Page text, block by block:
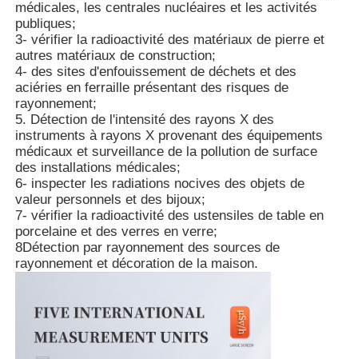
Détecteur de rayonnement nucléaire
Dosimètre personnel
capteur de rayon de x
Système de surveillance des radiations nucléaires
détecteur de radon
Détecteur de PM2.5
médicales, les centrales nucléaires et les activités
publiques;
3- vérifier la radioactivité des matériaux de pierre et
autres matériaux de construction;
4- des sites d'enfouissement de déchets et des
aciéries en ferraille présentant des risques de
rayonnement;
5. Détection de l'intensité des rayons X des
instruments à rayons X provenant des équipements
médicaux et surveillance de la pollution de surface
des installations médicales;
6- inspecter les radiations nocives des objets de
valeur personnels et des bijoux;
7- vérifier la radioactivité des ustensiles de table en
porcelaine et des verres en verre;
8Détection par rayonnement des sources de
rayonnement et décoration de la maison.